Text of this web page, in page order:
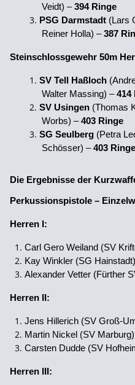
Veidt) –394 Ringe
PSG Darmstadt (Lars
Reiner Holla) –387
Steinschlossgewehr 50m
SV Tell Haßloch
Walter Massing) –414
SV Usingen (Thomas
Worbs) –403 Ringe
SG Seulberg (Petra
Schösser) –403 Ringe
Die Ergebnisse der
Perkussionspistole –
Herren I:
Carl Gero Weiland (SV
Kay Winkler (SG
Alexander Vetter (Fürther
Herren II:
Jens Hillerich (SV Groß-
Martin Nickel (SV
Carsten Dudde (SV
Herren III: